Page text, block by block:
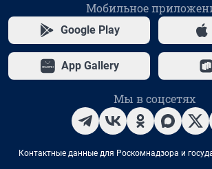
Мобильное
Google Play
App Gallery
Мы в соцсетях
Контактные данные для Роскомнадзора и